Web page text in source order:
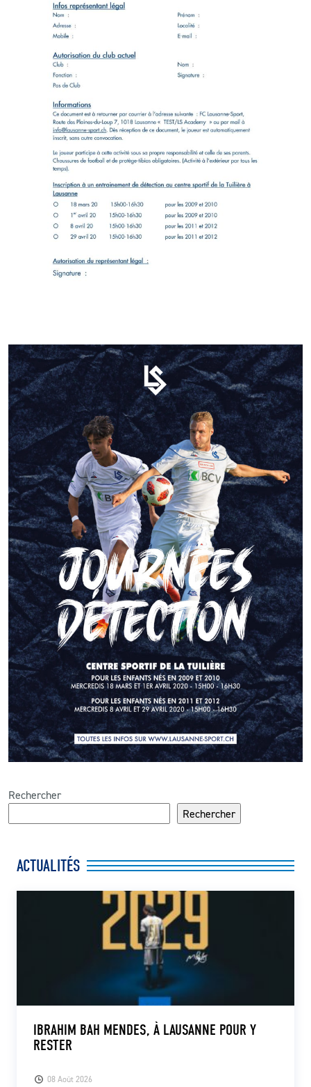
Rechercher
Rechercher
ACTUALITÉS
08 Août 2026
IBRAHIM BAH MENDES, À LAUSANNE POUR Y
RESTER